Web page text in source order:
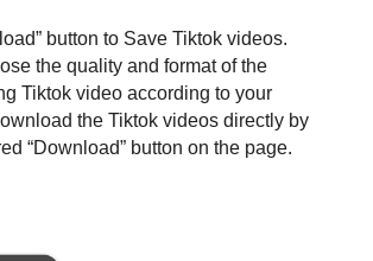
button to Save Tiktok videos.
the quality and format of the
Tiktok video according to your
the Tiktok videos directly by
“Download” button on the page.